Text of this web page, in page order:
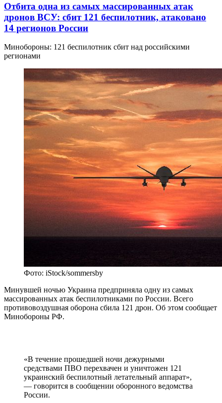
Отбита одна из самых массированных атак
дронов ВСУ: сбит 121 беспилотник, атаковано
14 регионов России
Минобороны: 121 беспилотник сбит над российскими
регионами
Фото: iStock/sommersby
Минувшей ночью Украина предприняла одну из самых
массированных атак беспилотниками по России. Всего
противовоздушная оборона сбила 121 дрон. Об этом сообщает
Минобороны РФ.
«В течение прошедшей ночи дежурными
средствами ПВО перехвачен и уничтожен 121
украинский беспилотный летательный аппарат»,
— говорится в сообщении оборонного ведомства
России.